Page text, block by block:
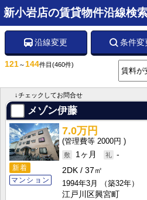
新小岩店の賃貸物件沿線検
沿線変更 条件変
121～144件目 (460件)
↓チェックしてお問合せ
メゾン伊藤
新着
マンション
7.0万円
2000円
1ヶ月
-
2DK
37㎡
1994年3月
（築32年）
江戸川区興宮町